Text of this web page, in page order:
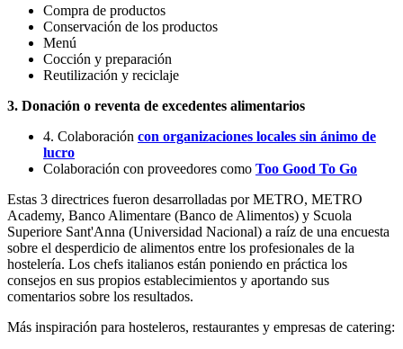
Compra de productos
Conservación de los productos
Menú
Cocción y preparación
Reutilización y reciclaje
3. Donación o reventa de excedentes alimentarios
4. Colaboración con organizaciones locales sin ánimo de
lucro
Colaboración con proveedores como Too Good To Go
Estas 3 directrices fueron desarrolladas por METRO, METRO
Academy, Banco Alimentare (Banco de Alimentos) y Scuola
Superiore Sant'Anna (Universidad Nacional) a raíz de una encuesta
sobre el desperdicio de alimentos entre los profesionales de la
hostelería. Los chefs italianos están poniendo en práctica los
consejos en sus propios establecimientos y aportando sus
comentarios sobre los resultados.
Más inspiración para hosteleros, restaurantes y empresas de catering: